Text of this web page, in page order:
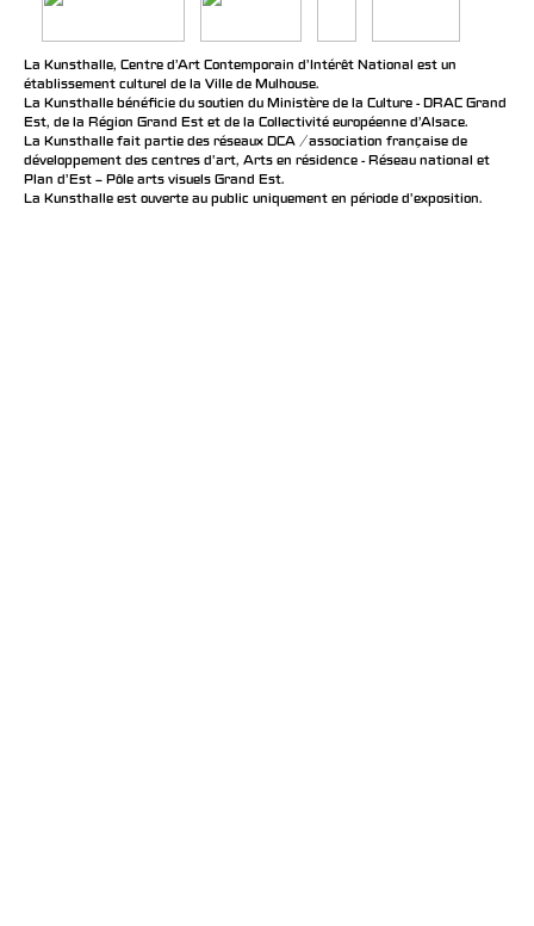
La Kunsthalle, Centre d’Art Contemporain d’Intérêt National est un
établissement culturel de la Ville de Mulhouse.
La Kunsthalle bénéficie du soutien du Ministère de la Culture - DRAC Grand
Est, de la Région Grand Est et de la Collectivité européenne d’Alsace.
La Kunsthalle fait partie des réseaux DCA / association française de
développement des centres d'art, Arts en résidence - Réseau national et
Plan d’Est – Pôle arts visuels Grand Est.
La Kunsthalle est ouverte au public uniquement en période d'exposition.